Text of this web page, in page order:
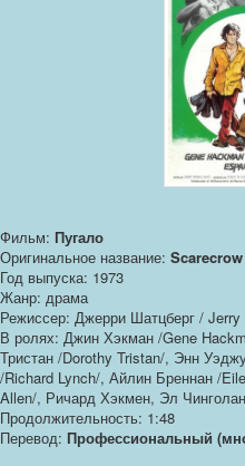
Фильм: Пугало
Оригинальное название: Scarecrow
Год выпуска: 1973
Жанр: драма
Режиссер: Джерри Шатцберг / Jerry
В ролях: Джин Хэкман /Gene
Тристан /Dorothy Tristan/, Энн
/Richard Lynch/, Айлин Бреннан /
Allen/, Ричард Хэкмен, Эл
Продолжительность: 1:48
Перевод: Профессиональный